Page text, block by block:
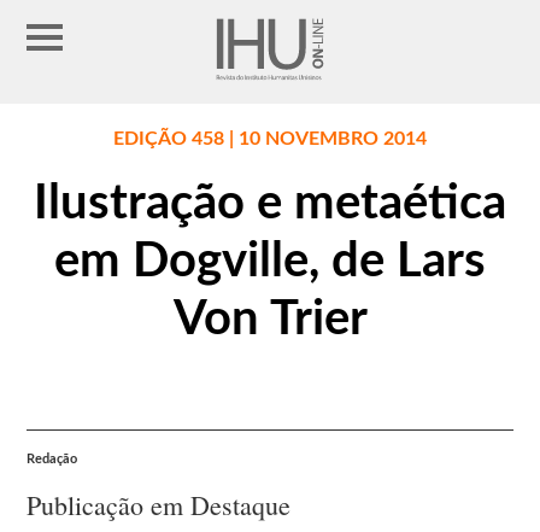
EDIÇÃO 458 | 10 NOVEMBRO 2014
Ilustração e metaética
em Dogville, de Lars
Von Trier
Redação
Publicação em Destaque